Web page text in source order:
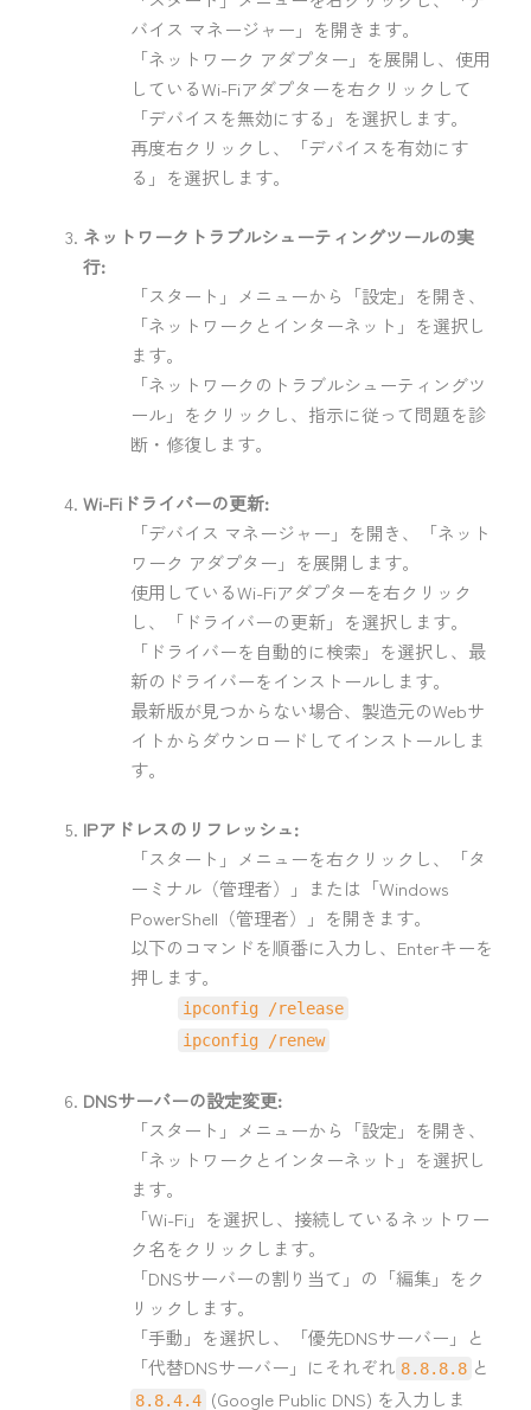
バイス マネージャー」を開きます。
「ネットワーク アダプター」を展開し、使用
しているWi-Fiアダプターを右クリックして
「デバイスを無効にする」を選択します。
再度右クリックし、「デバイスを有効にす
る」を選択します。
ネットワークトラブルシューティングツールの実
行:
「スタート」メニューから「設定」を開き、
「ネットワークとインターネット」を選択し
ます。
「ネットワークのトラブルシューティングツ
ール」をクリックし、指示に従って問題を診
断・修復します。
Wi-Fiドライバーの更新:
「デバイス マネージャー」を開き、「ネット
ワーク アダプター」を展開します。
使用しているWi-Fiアダプターを右クリック
し、「ドライバーの更新」を選択します。
「ドライバーを自動的に検索」を選択し、最
新のドライバーをインストールします。
最新版が見つからない場合、製造元のWebサ
イトからダウンロードしてインストールしま
す。
IPアドレスのリフレッシュ:
「スタート」メニューを右クリックし、「タ
ーミナル（管理者）」または「Windows
PowerShell（管理者）」を開きます。
以下のコマンドを順番に入力し、Enterキーを
押します。
ipconfig /release
ipconfig /renew
DNSサーバーの設定変更:
「スタート」メニューから「設定」を開き、
「ネットワークとインターネット」を選択し
ます。
「Wi-Fi」を選択し、接続しているネットワー
ク名をクリックします。
「DNSサーバーの割り当て」の「編集」をク
リックします。
「手動」を選択し、「優先DNSサーバー」と
「代替DNSサーバー」にそれぞれ 8.8.8.8 と
8.8.4.4 (Google Public DNS) を入力しま